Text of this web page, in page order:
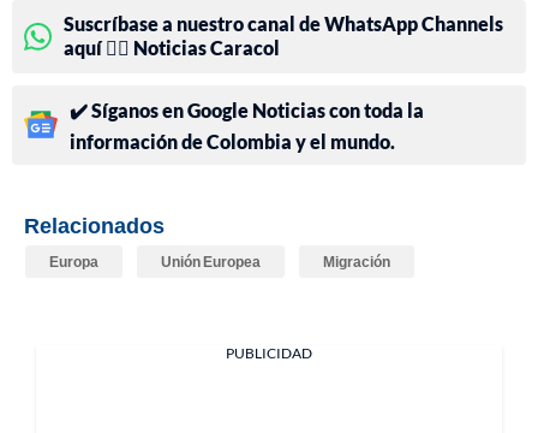
Suscríbase a nuestro canal de WhatsApp Channels
aquí 👉🏻 Noticias Caracol
✔️ Síganos en Google Noticias con toda la
información de Colombia y el mundo.
Relacionados
Europa Unión Europea Migración
PUBLICIDAD